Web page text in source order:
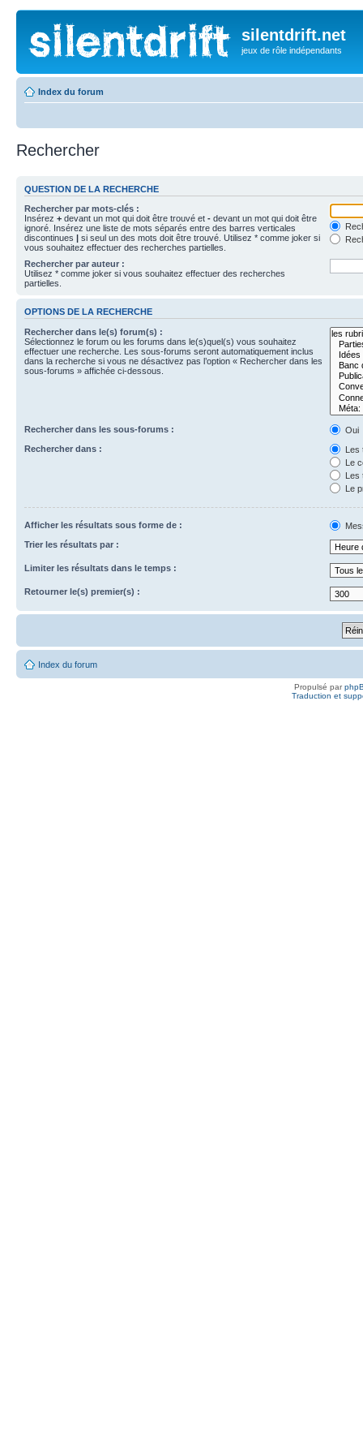
silentdrift.net
jeux de rôle indépendants
Index du forum
Rechercher
QUESTION DE LA RECHERCHE
Rechercher par mots-clés :
Insérez + devant un mot qui doit être trouvé et - devant un mot qui doit être
ignoré. Insérez une liste de mots séparés entre des barres verticales
discontinues | si seul un des mots doit être trouvé. Utilisez * comme joker si
vous souhaitez effectuer des recherches partielles.
Rechercher par auteur :
Utilisez * comme joker si vous souhaitez effectuer des recherches
partielles.
OPTIONS DE LA RECHERCHE
Rechercher dans le(s) forum(s) :
Sélectionnez le forum ou les forums dans le(s)quel(s) vous souhaitez
effectuer une recherche. Les sous-forums seront automatiquement inclus
dans la recherche si vous ne désactivez pas l’option « Rechercher dans les
sous-forums » affichée ci-dessous.
Rechercher dans les sous-forums :
Oui
Rechercher dans :
Les
Le
Les
Le
Afficher les résultats sous forme de :
Trier les résultats par :
Limiter les résultats dans le temps :
Retourner le(s) premier(s) :
Index du forum
Propulsé par
Traduction et